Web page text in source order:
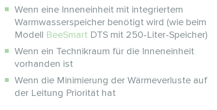
Wenn eine Inneneinheit mit integriertem
Warmwasserspeicher benötigt wird (wie beim
Modell BeeSmart DTS mit 250-Liter-Speicher)
Wenn ein Technikraum für die Inneneinheit
vorhanden ist
Wenn die Minimierung der Wärmeverluste auf
der Leitung Priorität hat